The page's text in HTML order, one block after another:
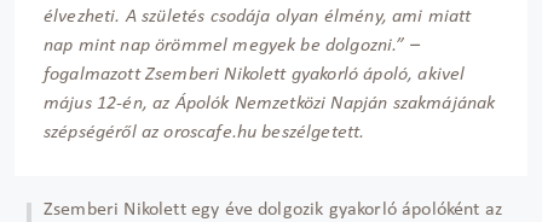
élvezheti. A születés csodája olyan élmény, ami miatt
nap mint nap örömmel megyek be dolgozni.” –
fogalmazott Zsemberi Nikolett gyakorló ápoló, akivel
május 12-én, az Ápolók Nemzetközi Napján szakmájának
szépségéről az oroscafe.hu beszélgetett.
Zsemberi Nikolett egy éve dolgozik gyakorló ápolóként az